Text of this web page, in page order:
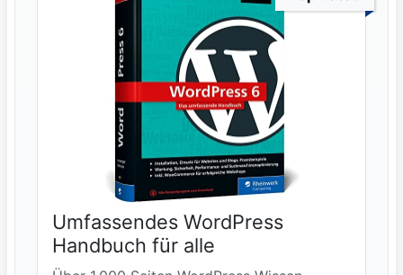
Umfassendes WordPress
Handbuch für alle